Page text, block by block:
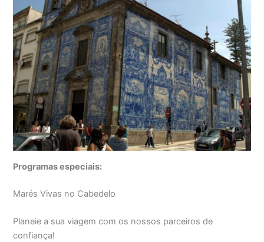
Programas especiais:
Marés Vivas no Cabedelo
Planeie a sua viagem com os nossos parceiros de
confiança!